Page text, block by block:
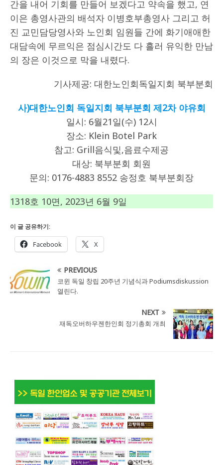
간을 내어 기회를 만들어 보겠다고 약속을 했고, 연
이은 총영사관의 배석자 이병호부총영사 그리고 허
진 교민담당영사와 노인회 임원들 간에 화기애애한
대담속에 무르익은 점심시간도 다 흘러 유익한 만남
의 장은 이것으로 막을 내렸다.
기사제공: 대한노인회독일지회 북부분회
사)대한노인회 독일지회 북부분회 제2차 야유회
일시: 6월21일(수) 12시
장소: Klein Botel Park
참고: Grill음식및,음료수제공
대상: 북부분회 회원
문의: 0176-4883 8552 송정호 북부분회장
1318호 10면, 2023년 6월 9일
이 글 공유하기:
Facebook X
PREVIOUS
코윈 독일 창립 20주년 기념식과 Podiumsdiskussion
열린다.
NEXT
재독오버하우젠한인회 정기총회 개최